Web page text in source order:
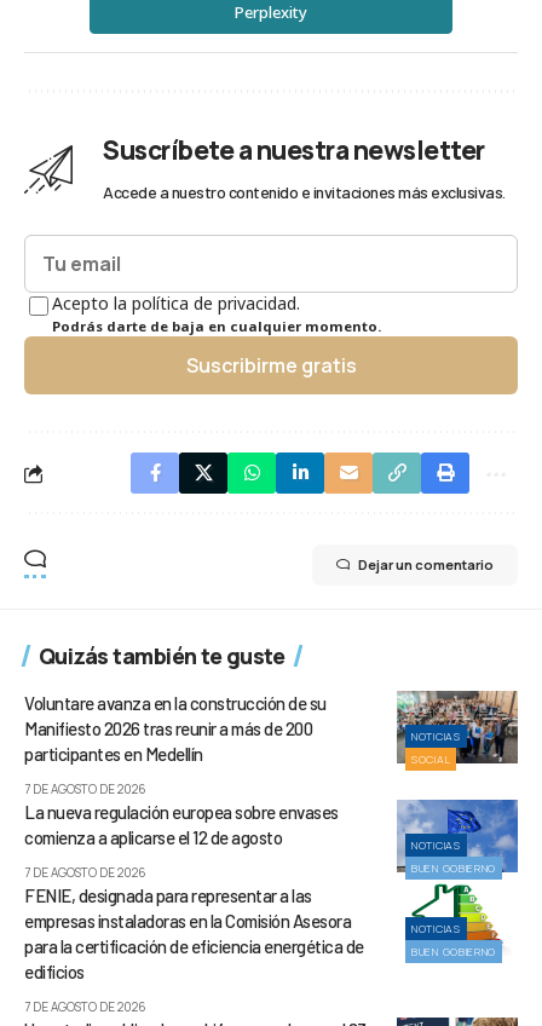
Perplexity
Suscríbete a nuestra newsletter
Accede a nuestro contenido e invitaciones más exclusivas.
Acepto la política de privacidad.
Podrás darte de baja en cualquier momento.
Suscribirme gratis
Dejar un comentario
Quizás también te guste
NOTICIAS
SOCIAL
Voluntare avanza en la construcción de su
Manifiesto 2026 tras reunir a más de 200
participantes en Medellín
7 DE AGOSTO DE 2026
NOTICIAS
BUEN GOBIERNO
La nueva regulación europea sobre envases
comienza a aplicarse el 12 de agosto
7 DE AGOSTO DE 2026
NOTICIAS
BUEN GOBIERNO
FENIE, designada para representar a las
empresas instaladoras en la Comisión Asesora
para la certificación de eficiencia energética de
edificios
7 DE AGOSTO DE 2026